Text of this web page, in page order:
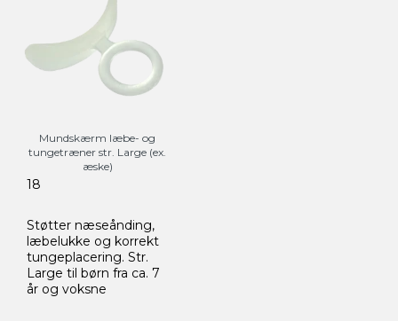
Mundskærm læbe- og
tungetræner str. Large (ex.
æske)
18
Støtter næseånding,
læbelukke og korrekt
tungeplacering. Str.
Large til børn fra ca. 7
år og voksne